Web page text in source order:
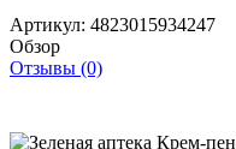
Артикул: 4823015934247
Обзор
Отзывы (0)